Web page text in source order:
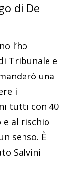
di De
l’ho
Tribunale e
una
i
tutti con 40
e al rischio
senso. È
Salvini